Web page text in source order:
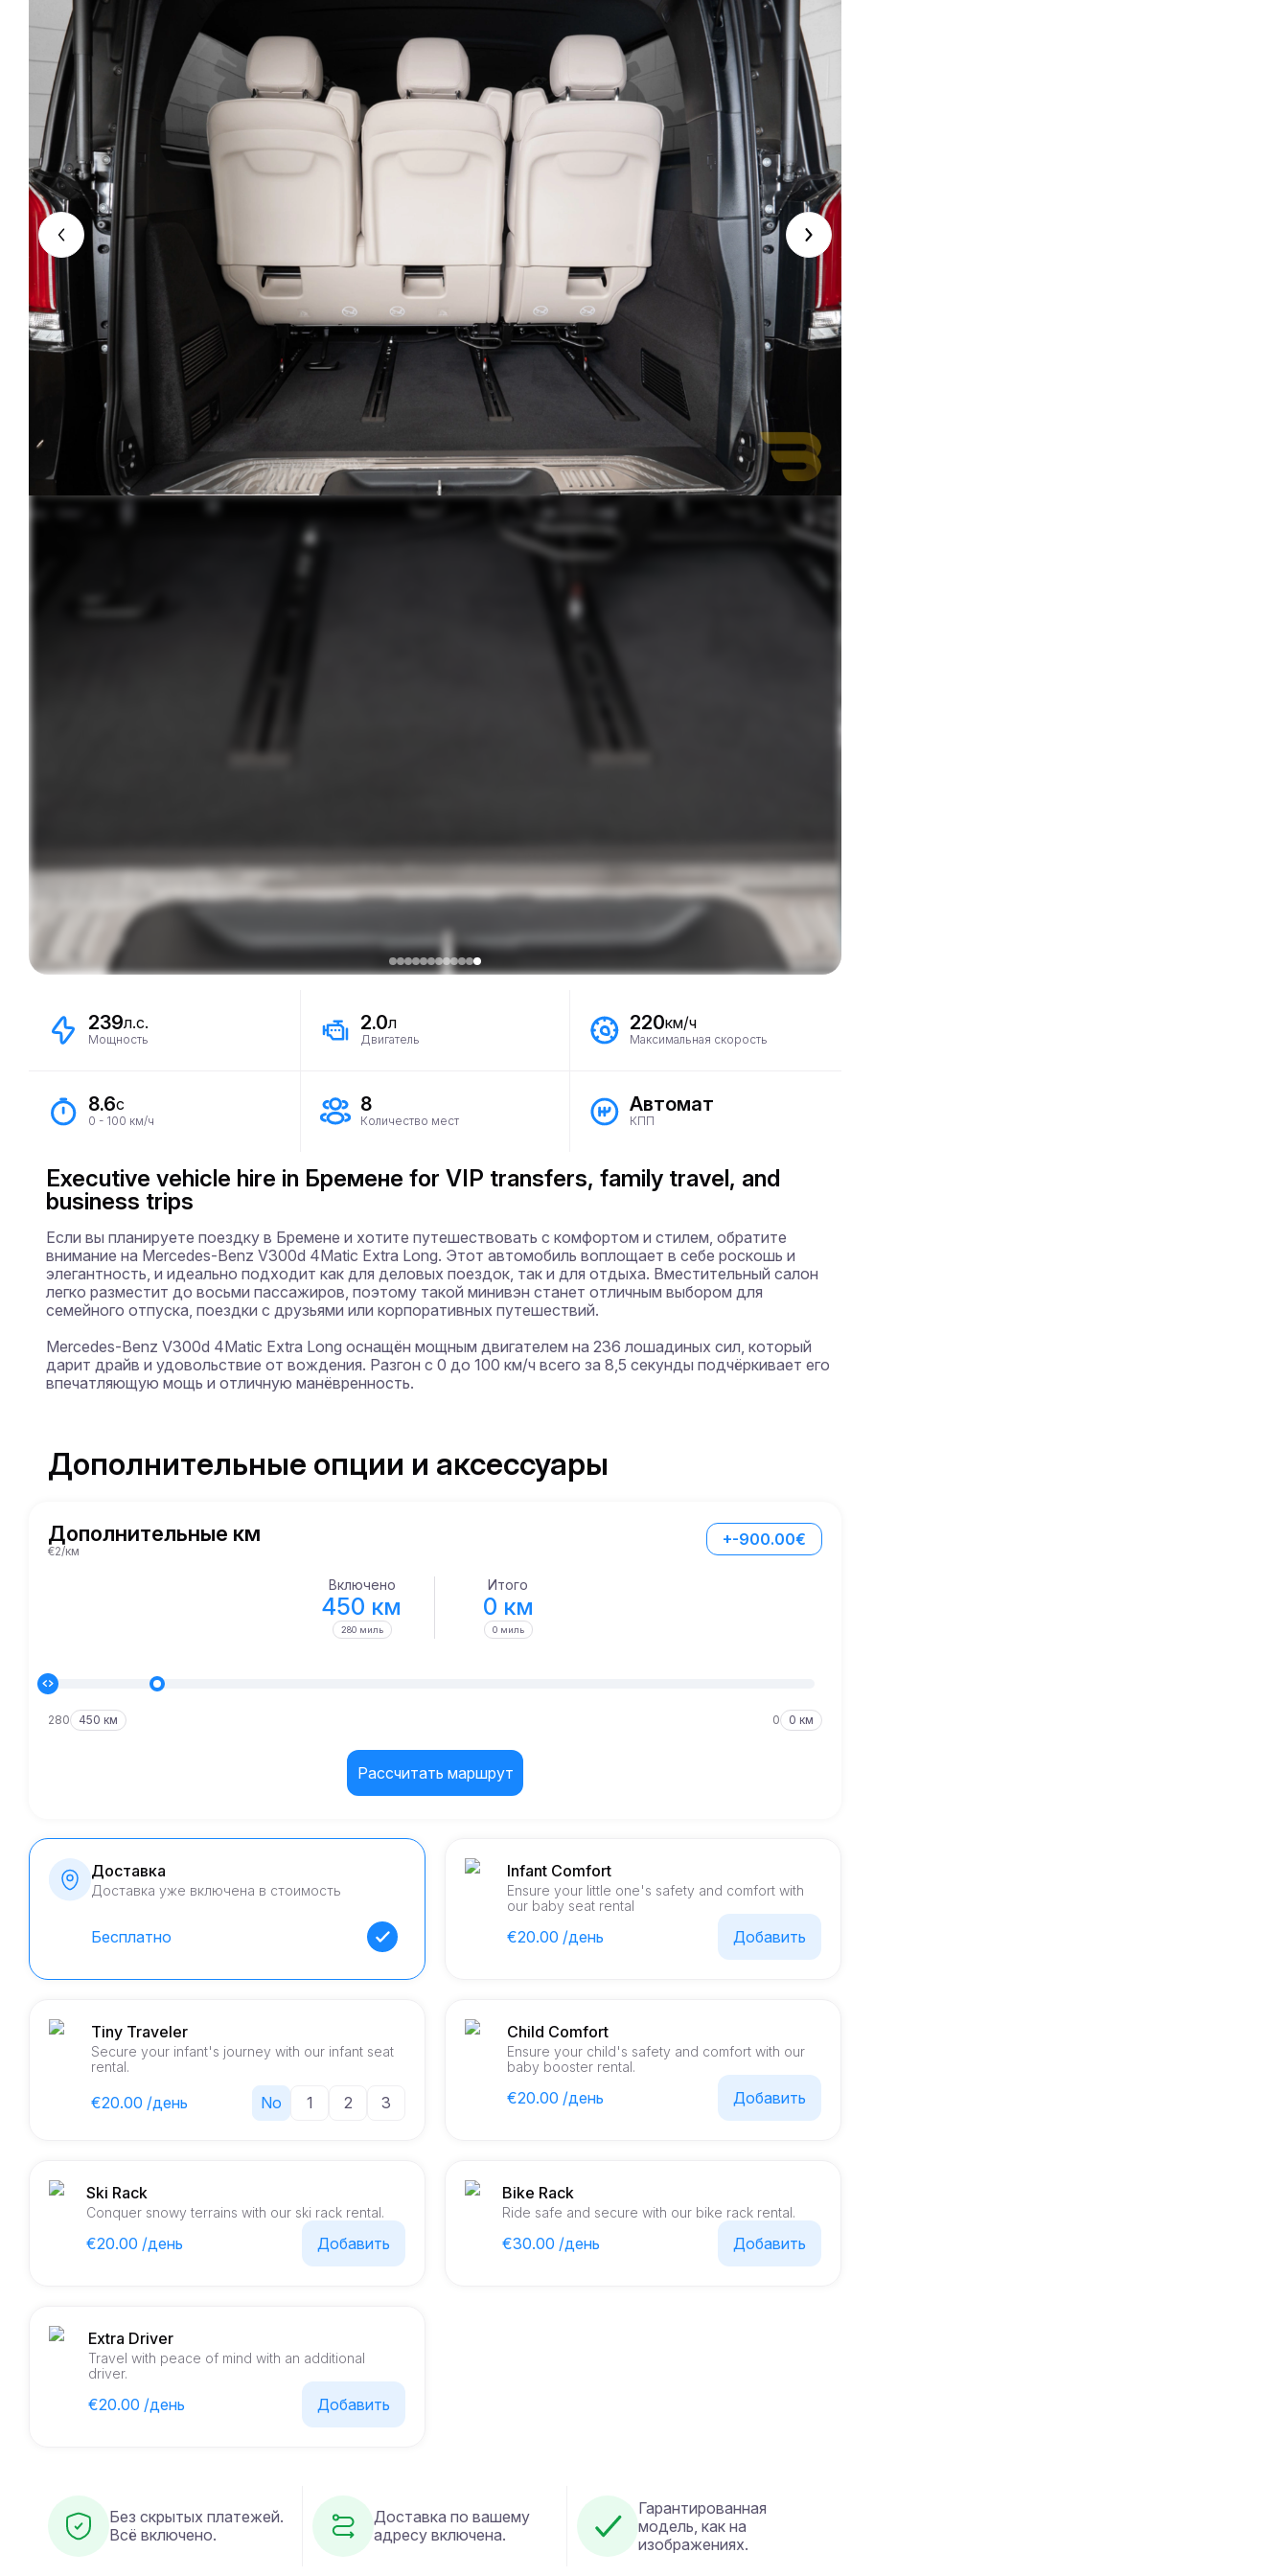
239л.с.
Мощность
2.0л
Двигатель
220км/ч
Максимальная скорость
8.6с
0 - 100 км/ч
8
Количество мест
Автомат
КПП
Executive vehicle hire in Бремене for VIP transfers, family travel, and
business trips
Если вы планируете поездку в Бремене и хотите путешествовать с комфортом и стилем, обратите
внимание на Mercedes-Benz V300d 4Matic Extra Long. Этот автомобиль воплощает в себе роскошь и
элегантность, и идеально подходит как для деловых поездок, так и для отдыха. Вместительный салон
легко разместит до восьми пассажиров, поэтому такой минивэн станет отличным выбором для
семейного отпуска, поездки с друзьями или корпоративных путешествий.
Mercedes-Benz V300d 4Matic Extra Long оснащён мощным двигателем на 236 лошадиных сил, который
дарит драйв и удовольствие от вождения. Разгон с 0 до 100 км/ч всего за 8,5 секунды подчёркивает его
впечатляющую мощь и отличную манёвренность.
Дополнительные опции и аксессуары
Дополнительные км
€2/км
+-900.00€
Включено
450 км
280 миль
Итого
0 км
0 миль
280 450 км 0 0 км
Рассчитать маршрут
Доставка
Доставка уже включена в стоимость
Бесплатно
Infant Comfort
Ensure your little one's safety and comfort with
our baby seat rental
€20.00 /день Добавить
Tiny Traveler
Secure your infant's journey with our infant seat
rental.
€20.00 /день No 1 2 3
Child Comfort
Ensure your child's safety and comfort with our
baby booster rental.
€20.00 /день Добавить
Ski Rack
Conquer snowy terrains with our ski rack rental.
€20.00 /день Добавить
Bike Rack
Ride safe and secure with our bike rack rental.
€30.00 /день Добавить
Extra Driver
Travel with peace of mind with an additional
driver.
€20.00 /день Добавить
Без скрытых платежей.
Всё включено.
Доставка по вашему
адресу включена.
Гарантированная
модель, как на
изображениях.